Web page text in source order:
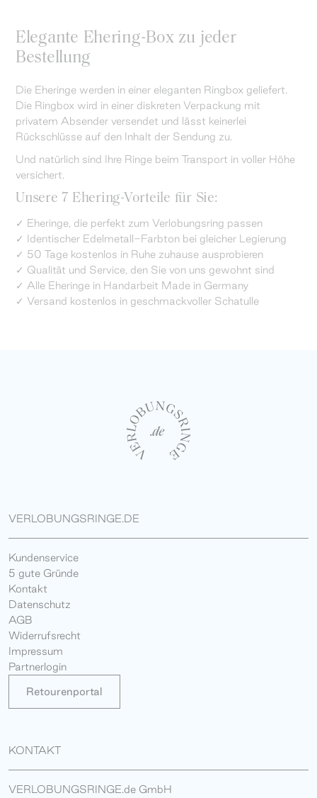
Elegante Ehering-Box zu jeder
Bestellung
Die Eheringe werden in einer eleganten Ringbox geliefert.
Die Ringbox wird in einer diskreten Verpackung mit
privatem Absender versendet und lässt keinerlei
Rückschlüsse auf den Inhalt der Sendung zu.
Und natürlich sind Ihre Ringe beim Transport in voller Höhe
versichert.
Unsere 7 Ehering-Vorteile für Sie:
✓ Eheringe, die perfekt zum Verlobungsring passen
✓ Identischer Edelmetall-Farbton bei gleicher Legierung
✓ 50 Tage kostenlos in Ruhe zuhause ausprobieren
✓ Qualität und Service, den Sie von uns gewohnt sind
✓ Alle Eheringe in Handarbeit Made in Germany
✓ Versand kostenlos in geschmackvoller Schatulle
VERLOBUNGSRINGE.DE
Kundenservice
5 gute Gründe
Kontakt
Datenschutz
AGB
Widerrufsrecht
Impressum
Partnerlogin
Retourenportal
KONTAKT
VERLOBUNGSRINGE.de GmbH